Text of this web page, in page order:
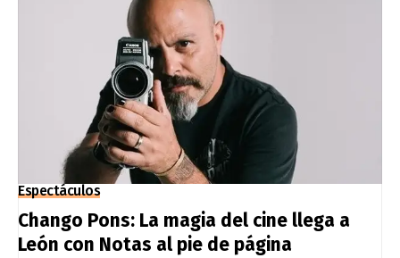
Espectáculos
Chango Pons: La magia del cine llega a
León con Notas al pie de página